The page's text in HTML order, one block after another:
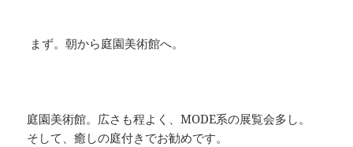
まず。朝から庭園美術館へ。
庭園美術館。広さも程よく、MODE系の展覧会多し。
そして、癒しの庭付きでお勧めです。